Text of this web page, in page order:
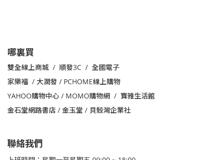
哪裏買
雙全線上商城 / 順發3C / 全國電子
家樂福 / 大潤發 / PCHOME線上購物
YAHOO購物中心 / MOMO購物網 / 寶雅生活館
金石堂網路書店 / 金玉堂 / 貝殼灣企業社
聯絡我們